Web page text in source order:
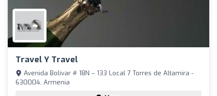
Travel Y Travel
Avenida Bolívar # 18N – 133 Local 7 Torres de Altamira -
630004, Armenia